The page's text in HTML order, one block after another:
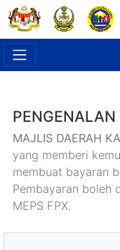
PENGENALAN
MAJLIS DAERAH
yang memberi
membuat bayaran
Pembayaran boleh
MEPS FPX.